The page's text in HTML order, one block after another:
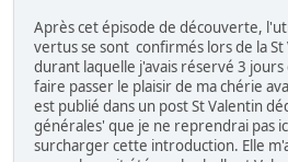
Après cet épisode de découverte,
vertus se sont confirmés lors de la
durant laquelle j'avais réservé 3
faire passer le plaisir de ma chérie
est publié dans un post St Valentin
générales' que je ne reprendrai pas
surcharger cette introduction. Elle